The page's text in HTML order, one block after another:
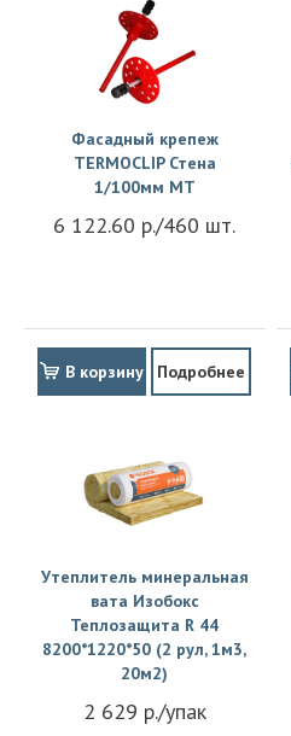
Фасадный крепеж
TERMOCLIP Стена
1/100мм MT
6 122.60 р./460 шт.
В корзину Подробнее
Утеплитель минеральная
вата Изобокс
Теплозащита R 44
8200*1220*50 (2 рул, 1м3,
20м2)
2 629 р./упак